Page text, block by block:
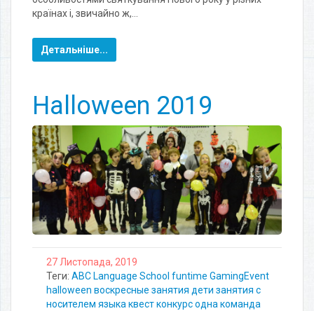
країнах і, звичайно ж,…
Детальніше...
Halloween 2019
27 Листопада, 2019
Теги: ABC Language School funtime GamingEvent
halloween воскресные занятия дети занятия с
носителем языка квестконкурсодна команда